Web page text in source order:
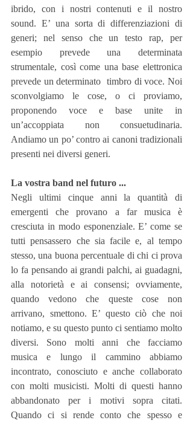
ibrido, con i nostri contenuti e il nostro
sound. E’ una sorta di differenziazioni di
generi; nel senso che un testo rap, per
esempio prevede una determinata
strumentale, così come una base elettronica
prevede un determinato  timbro di voce. Noi
sconvolgiamo le cose, o ci proviamo,
proponendo voce e base unite in
un’accoppiata non consuetudinaria.
Andiamo un po’ contro ai canoni tradizionali
presenti nei diversi generi.
La vostra band nel futuro ...
Negli ultimi cinque anni la quantità di
emergenti che provano a far musica è
cresciuta in modo esponenziale. E’ come se
tutti pensassero che sia facile e, al tempo
stesso, una buona percentuale di chi ci prova
lo fa pensando ai grandi palchi, ai guadagni,
alla notorietà e ai consensi; ovviamente,
quando vedono che queste cose non
arrivano, smettono. E’ questo ciò che noi
notiamo, e su questo punto ci sentiamo molto
diversi. Sono molti anni che facciamo
musica e lungo il cammino abbiamo
incontrato, conosciuto e anche collaborato
con molti musicisti. Molti di questi hanno
abbandonato per i motivi sopra citati.
Quando ci si rende conto che spesso e